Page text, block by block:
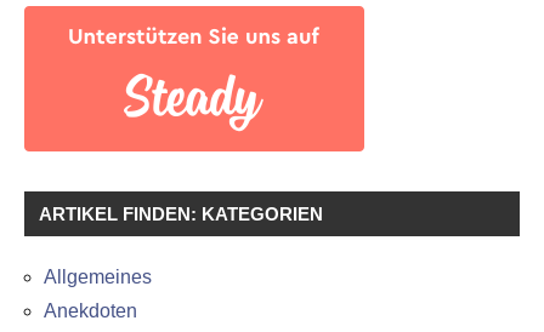
ARTIKEL FINDEN: KATEGORIEN
Allgemeines
Anekdoten